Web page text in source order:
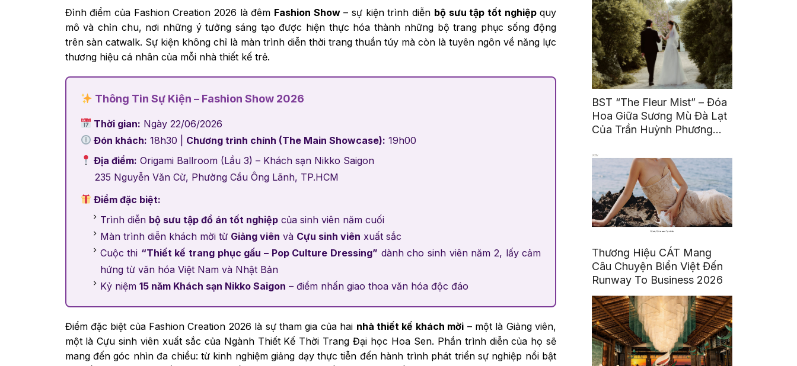
Đỉnh điểm của Fashion Creation 2026 là đêm Fashion Show– sự kiện trình diễn bộ sưu tập tốt nghiệpquy
mô và chỉn chu, nơi những ý tưởng sáng tạo được hiện thực hóa thành những bộ trang phục sống động
trên sàn catwalk. Sự kiện không chỉ là màn trình diễn thời trang thuần túy mà còn là tuyên ngôn về năng lực
thương hiệu cá nhân của mỗi nhà thiết kế trẻ.
Thông Tin Sự Kiện – Fashion Show 2026
Thời gian: Ngày 22/06/2026
Đón khách: 18h30 | Chương trình chính (The Main Showcase): 19h00
Địa điểm: Origami Ballroom (Lầu 3) – Khách sạn Nikko Saigon
235 Nguyễn Văn Cừ, Phường Cầu Ông Lãnh, TP.HCM
Điểm đặc biệt:
Trình diễn bộ sưu tập đồ án tốt nghiệpcủa sinh viên năm cuối
Màn trình diễn khách mời từ Giảng viên và Cựu sinh viên xuất sắc
Cuộc thi “Thiết kế trang phục gấu – Pop Culture Dressing” dành cho sinh viên năm 2, lấy cảm
hứng từ văn hóa Việt Nam và Nhật Bản
Kỷ niệm 15 năm Khách sạn Nikko Saigon – điểm nhấn giao thoa văn hóa độc đáo
Điểm đặc biệt của Fashion Creation 2026 là sự tham gia của hai nhà thiết kế khách mời – một là Giảng viên,
một là Cựu sinh viên xuất sắc của Ngành Thiết Kế Thời Trang Đại học Hoa Sen. Phần trình diễn của họ sẽ
mang đến góc nhìn đa chiều: từ kinh nghiệm giảng dạy thực tiễn đến hành trình phát triển sự nghiệp nổi bật
BST “The Fleur Mist” – Đóa
Hoa Giữa Sương Mù Đà Lạt
Của Trần Huỳnh Phương
Thương Hiệu CÁT Mang
Câu Chuyện Biển Việt Đến
Runway To Business 2026